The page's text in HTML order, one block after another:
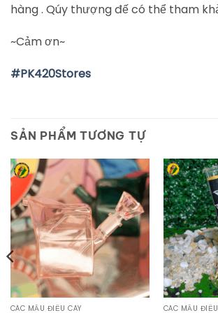
hàng . Qúy thượng đế có thể tham
~Cảm ơn~
#PK420Stores
SẢN PHẨM TƯƠNG TỰ
CÁC MẪU ĐIẾU CÀY CÁC MẪU